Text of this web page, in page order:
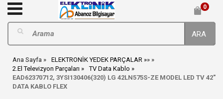
0
ARA
Ana Sayfa ELEKTRONİK YEDEK PARÇALAR
»
2.El Televizyon Parçaları
»
TV Data Kablo
EAD62370712, 3YSI130406(320) LG 42LN575S-ZE MODEL LED TV 42"
DATA KABLO FLEX